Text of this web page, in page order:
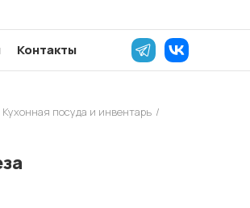
Контакты
Кухонная посуда и инвентарь